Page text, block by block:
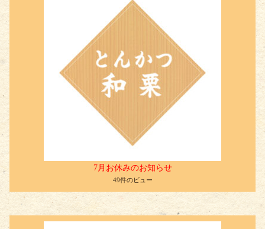
7月お休みのお知らせ
49件のビュー